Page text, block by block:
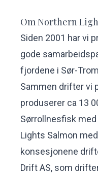
Om Northern
Siden 2001 har vi
gode
fjordene i Sør-
Sammen drifter vi
produserer ca 13
Sørrollnesfisk
Lights Salmon
konsesjonene
Drift AS, som